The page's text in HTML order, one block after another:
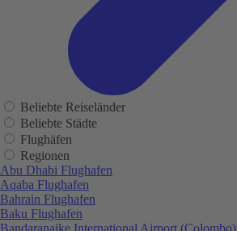
Beliebte Reiseländer
Beliebte Städte
Flughäfen
Regionen
Abu Dhabi Flughafen
Aqaba Flughafen
Bahrain Flughafen
Baku Flughafen
Bandaranaike International Airport (Colombo)